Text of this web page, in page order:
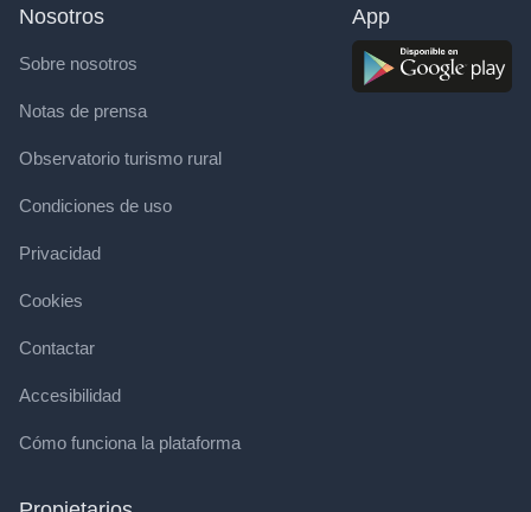
Nosotros
Sobre nosotros
Notas de prensa
Observatorio turismo rural
Condiciones de uso
Privacidad
Cookies
Contactar
Accesibilidad
Cómo funciona la plataforma
App